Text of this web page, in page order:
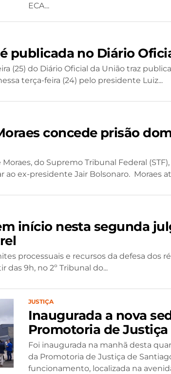
ECA...
publicada no Diário
(25) do Diário Oficial da União traz
terça-feira (24) pelo presidente Luiz...
concede prisão
do Supremo Tribunal Federal
ao ex-presidente Jair Bolsonaro. Moraes
início nesta segunda
processuais e recursos da defesa dos
das 9h, no 2º Tribunal do...
JUSTIÇA
Inaugurada a nova
Promotoria de
Foi inaugurada na manhã desta
da Promotoria de Justiça de
funcionamento, localizada na